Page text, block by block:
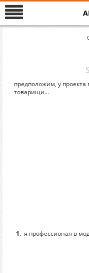
предположим, у
товарищи...
1. я профессионал в